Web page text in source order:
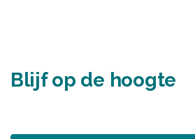
Blijf op de hoogte